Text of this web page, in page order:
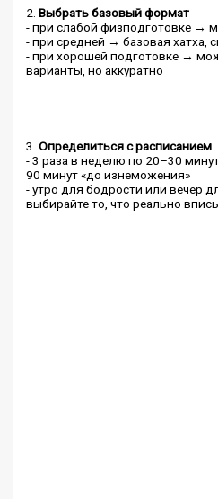
2.Выбрать базовый формат
- при слабой физподготовке →
- при средней → базовая хатха,
- при хорошей подготовке →
варианты, но аккуратно
3.Определиться с расписанием
- 3 раза в неделю по 20–30
90 минут «до изнеможения»
- утро для бодрости или вечер
выбирайте то, что реально